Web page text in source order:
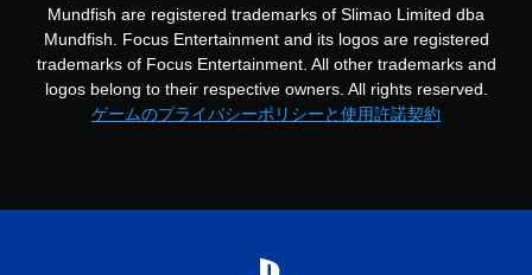
Mundfish are registered trademarks of Slimao Limited dba
Mundfish. Focus Entertainment and its logos are registered
trademarks of Focus Entertainment. All other trademarks and
logos belong to their respective owners. All rights reserved.
ゲームのプライバシーポリシーと使用許諾契約